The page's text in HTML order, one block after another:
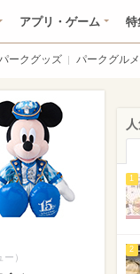
アプリ・ゲーム 特
ークグッズ パークグルメ
）
1
2